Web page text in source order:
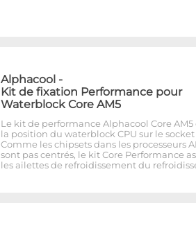
Alphacool -
Kit de fixation Performance pour
Waterblock Core AM5
Le kit de performance Alphacool Core
la position du waterblock CPU sur le socket
Comme les chipsets dans les processeurs
sont pas centrés, le kit Core Performance
les ailettes de refroidissement du